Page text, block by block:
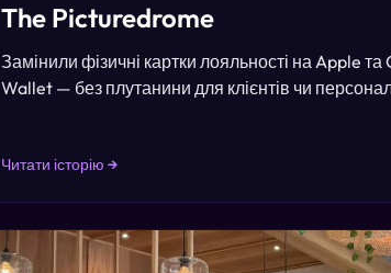
The Picturedrome
Замінили фізичні картки лояльності на Apple та
Wallet — без плутанини для клієнтів чи
Читати історію →